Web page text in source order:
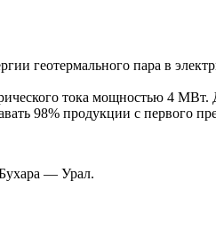
геотермального пара в
тока мощностью 4
98% продукции с первого
— Урал.